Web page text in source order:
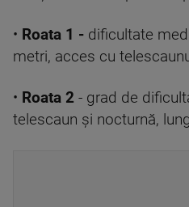
• Roata 1 - dificultate
metri, acces cu
• Roata 2 - grad de
telescaun și nocturnă,